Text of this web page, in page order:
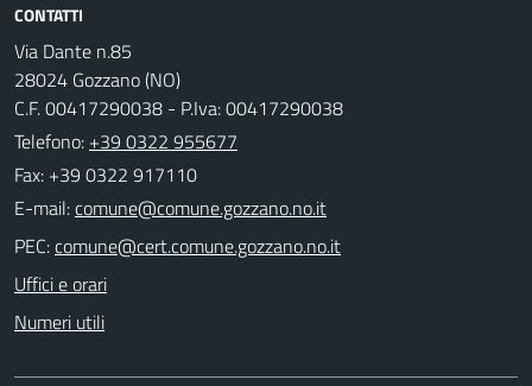
CONTATTI
Via Dante n.85
28024 Gozzano (NO)
C.F. 00417290038 - P.Iva: 00417290038
Telefono: +39 0322 955677
Fax: +39 0322 917110
E-mail:
PEC:
Uffici e orari
Numeri utili